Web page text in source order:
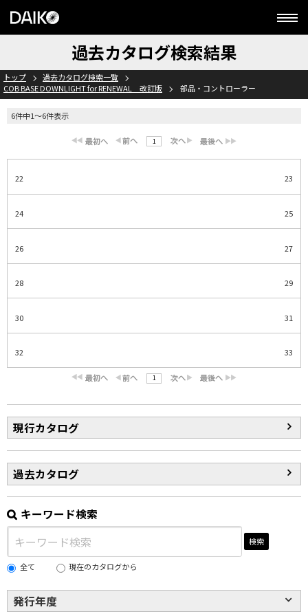
過去カタログ検索結果
トップ
過去カタログ検索一覧
COB BASE DOWNLIGHT for RENEWAL 改訂版
部品・コントローラー
6件中1～6件表示
1
22 23
24 25
26 27
28 29
30 31
32 33
1
現行カタログ
過去カタログ
キーワード検索
検索
全て 現在のカタログから
発行年度